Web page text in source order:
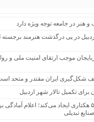
هنر در جامعه توجه ویژه دارد
در پی درگذشت هنرمند برجسته
موجب ارتقای امنیت ملی و
شکل‌گیری ایران مقتدر و متحد
زپارس هاب فناوری ۵۰ هکتاری ایجاد می‌کند؛ اعلام
تبدیلی